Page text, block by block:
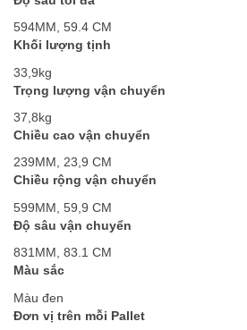
594MM, 59.4 CM
Khối lượng tịnh
33,9kg
Trọng lượng vận chuyển
37,8kg
Chiều cao vận chuyển
239MM, 23,9 CM
Chiều rộng vận chuyển
599MM, 59,9 CM
Độ sâu vận chuyển
831MM, 83.1 CM
Màu sắc
Màu đen
Đơn vị trên mỗi Pallet